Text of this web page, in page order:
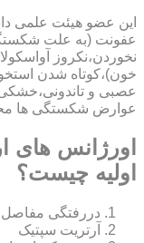
این عضو هیئت علمی
عفونت (به علت
نخوردن،نکروز
خون)،کوتاه شدن
عصبی و
عوارض شکستگی ها
اورژانس های
اولیه چیست؟
دررفتگی
آرتریت سپتیک